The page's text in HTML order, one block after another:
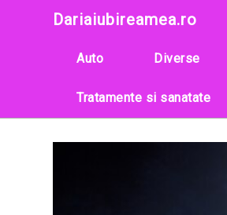
Dariaiubireamea.ro
Auto Diverse
Tratamente si sanatate